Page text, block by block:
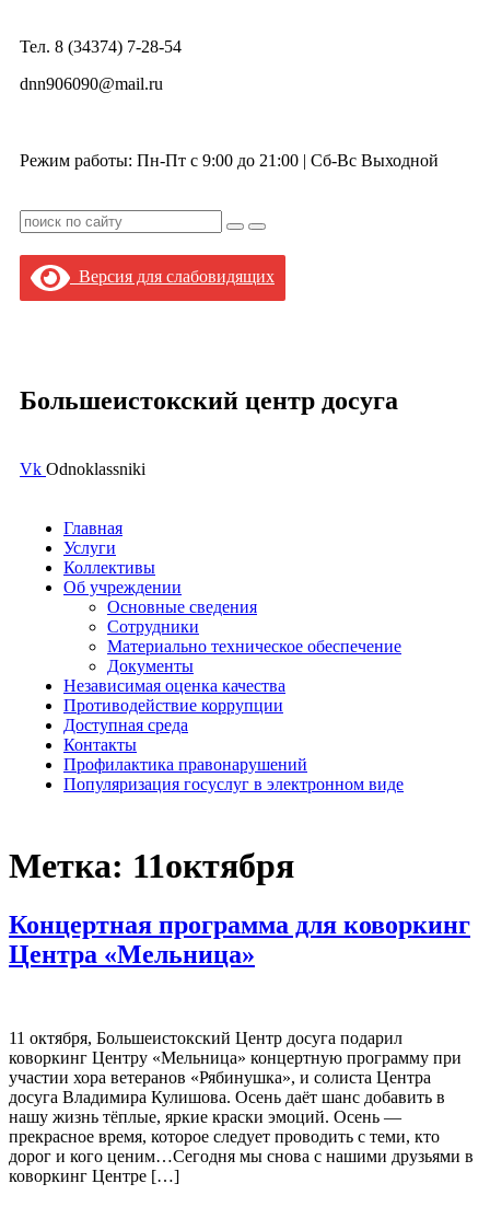
Тел. 8 (34374) 7-28-54
dnn906090@mail.ru
Режим работы: Пн-Пт с 9:00 до 21:00 | Сб-Вс Выходной
Версия для слабовидящих
Большеистокский центр досуга
Vk Odnoklassniki
Главная
Услуги
Коллективы
Об учреждении
Основные сведения
Сотрудники
Материально техническое обеспечение
Документы
Независимая оценка качества
Противодействие коррупции
Доступная среда
Контакты
Профилактика правонарушений
Популяризация госуслуг в электронном виде
Метка: 11октября
Концертная программа для коворкинг
Центра «Мельница»
11 октября, Большеистокский Центр досуга подарил
коворкинг Центру «Мельница» концертную программу при
участии хора ветеранов «Рябинушка», и солиста Центра
досуга Владимира Кулишова. Осень даёт шанс добавить в
нашу жизнь тёплые, яркие краски эмоций. Осень —
прекрасное время, которое следует проводить с теми, кто
дорог и кого ценим…Сегодня мы снова с нашими друзьями в
коворкинг Центре […]